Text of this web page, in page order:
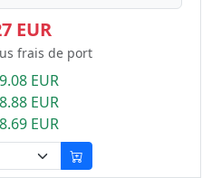
EUR
frais de port
EUR
EUR
EUR